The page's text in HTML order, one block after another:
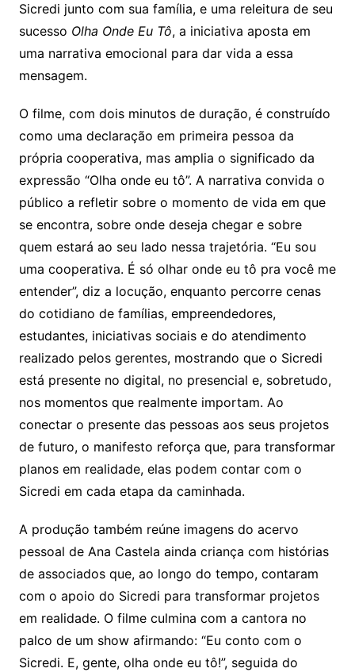
Sicredi junto com sua família, e uma releitura de seu
sucesso Olha Onde Eu Tô, a iniciativa aposta em
uma narrativa emocional para dar vida a essa
mensagem.
O filme, com dois minutos de duração, é construído
como uma declaração em primeira pessoa da
própria cooperativa, mas amplia o significado da
expressão “Olha onde eu tô”. A narrativa convida o
público a refletir sobre o momento de vida em que
se encontra, sobre onde deseja chegar e sobre
quem estará ao seu lado nessa trajetória. “Eu sou
uma cooperativa. É só olhar onde eu tô pra você me
entender”, diz a locução, enquanto percorre cenas
do cotidiano de famílias, empreendedores,
estudantes, iniciativas sociais e do atendimento
realizado pelos gerentes, mostrando que o Sicredi
está presente no digital, no presencial e, sobretudo,
nos momentos que realmente importam. Ao
conectar o presente das pessoas aos seus projetos
de futuro, o manifesto reforça que, para transformar
planos em realidade, elas podem contar com o
Sicredi em cada etapa da caminhada.
A produção também reúne imagens do acervo
pessoal de Ana Castela ainda criança com histórias
de associados que, ao longo do tempo, contaram
com o apoio do Sicredi para transformar projetos
em realidade. O filme culmina com a cantora no
palco de um show afirmando: “Eu conto com o
Sicredi. E, gente, olha onde eu tô!”, seguida do